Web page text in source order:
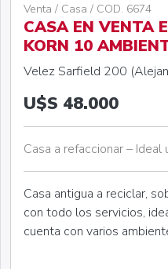
Venta / Casa / COD. 6674
CASA EN VENTA
KORN 10
Velez Sarfield 200
U$S 48.000
Casa a refaccionar –
Casa antigua a reciclar,
con todo los servicios,
cuenta con varios